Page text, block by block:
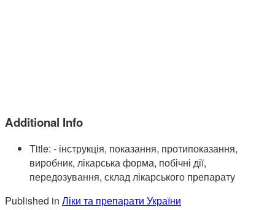
Additional Info
Title: - інструкція, показання, протипоказання,
виробник, лікарська форма, побічні дії,
передозування, склад лікарського препарату
Published in Ліки та препарати України